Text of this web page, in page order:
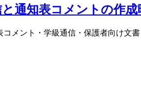
通知表コメントの作成
メント・学級通信・保護者向け文